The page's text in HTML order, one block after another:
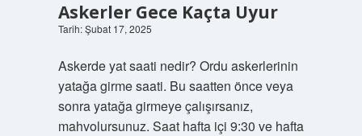
Askerler Gece Kaçta Uyur
Tarih: Şubat 17, 2025
Askerde yat saati nedir? Ordu askerlerinin
yatağa girme saati. Bu saatten önce veya
sonra yatağa girmeye çalışırsanız,
mahvolursunuz. Saat hafta içi 9:30 ve hafta